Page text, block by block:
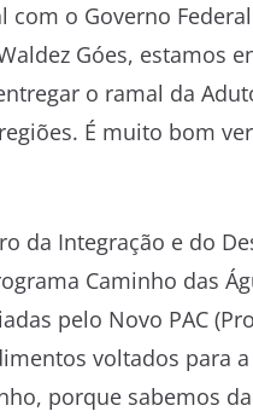
com o Governo
Góes, estamos
o ramal da
É muito bom
da Integração e do
Caminho das
pelo Novo PAC
voltados para
porque sabemos